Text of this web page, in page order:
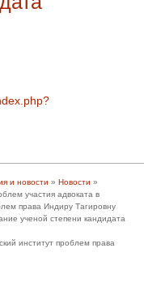
и новости » Новости »
участия адвоката в
права Индиру Тагировну
ученой степени кандидата
институт проблем права